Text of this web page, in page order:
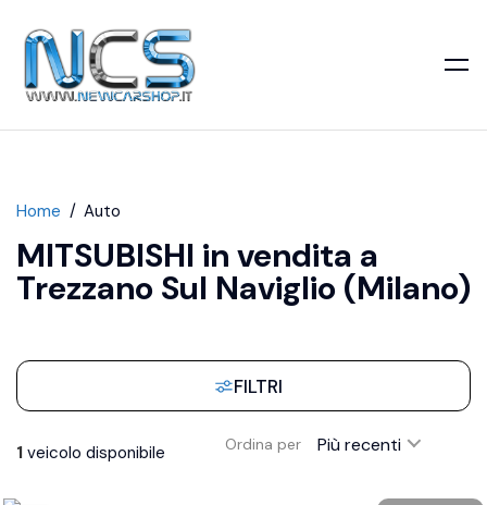
Home Auto
MITSUBISHI in vendita a
Trezzano Sul Naviglio (Milano)
FILTRI
1 veicolo disponibile Ordina per Più recenti